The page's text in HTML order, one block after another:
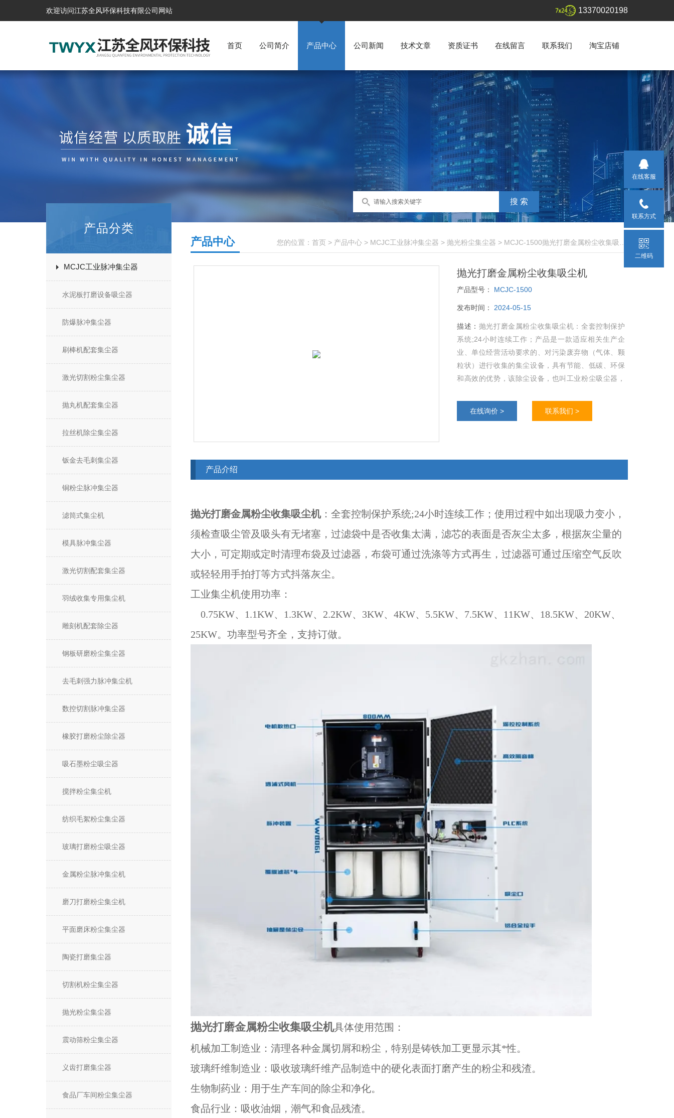
欢迎访问江苏全风环保科技有限公司网站 13370020198
首页 公司简介 产品中心 公司新闻 技术文章 资质证书 在线留言 联系我们 淘宝店铺
产品分类
MCJC工业脉冲集尘器
水泥板打磨设备吸尘器
防爆脉冲集尘器
刷棒机配套集尘器
激光切割粉尘集尘器
抛丸机配套集尘器
拉丝机除尘集尘器
钣金去毛刺集尘器
铜粉尘脉冲集尘器
滤筒式集尘机
模具脉冲集尘器
激光切割配套集尘器
羽绒收集专用集尘机
雕刻机配套除尘器
钢板研磨粉尘集尘器
去毛刺强力脉冲集尘机
数控切割脉冲集尘器
橡胶打磨粉尘除尘器
吸石墨粉尘吸尘器
搅拌粉尘集尘机
纺织毛絮粉尘集尘器
玻璃打磨粉尘吸尘器
金属粉尘脉冲集尘机
磨刀打磨粉尘集尘机
平面磨床粉尘集尘器
陶瓷打磨集尘器
切割机粉尘集尘器
抛光粉尘集尘器
震动筛粉尘集尘器
义齿打磨集尘器
食品厂车间粉尘集尘器
您的位置： 首页 > 产品中心 > MCJC工业脉冲集尘器 > 抛光粉尘集尘器 > MCJC-1500抛光打磨金属粉尘收集吸尘机
产品中心
抛光打磨金属粉尘收集吸尘机
产品型号： MCJC-1500
发布时间： 2024-05-15
描述： 抛光打磨金属粉尘收集吸尘机：全套控制保护
系统;24小时连续工作；产品是一款适应相关生产企
业、单位经营活动要求的、对污染废弃物（气体、颗
粒状）进行收集的集尘设备，具有节能、低碳、环保
和高效的优势，该除尘设备，也叫工业粉尘吸尘器，
在线询价 > 联系我们 >
产品介绍
抛光打磨金属粉尘收集吸尘机：全套控制保护系统;24小时连续工作；使用过程中如出现吸力变小，
须检查吸尘管及吸头有无堵塞，过滤袋中是否收集太满，滤芯的表面是否灰尘太多，根据灰尘量的
大小，可定期或定时清理布袋及过滤器，布袋可通过洗涤等方式再生，过滤器可通过压缩空气反吹
或轻轻用手拍打等方式抖落灰尘。
工业集尘机使用功率：
0.75KW、1.1KW、1.3KW、2.2KW、3KW、4KW、5.5KW、7.5KW、11KW、18.5KW、20KW、
25KW。功率型号齐全，支持订做。
抛光打磨金属粉尘收集吸尘机具体使用范围：
机械加工制造业：清理各种金属切屑和粉尘，特别是铸铁加工更显示其*性。
玻璃纤维制造业：吸收玻璃纤维产品制造中的硬化表面打磨产生的粉尘和残渣。
生物制药业：用于生产车间的除尘和净化。
食品行业：吸收油烟，潮气和食品残渣。
在线客服
联系方式
二维码